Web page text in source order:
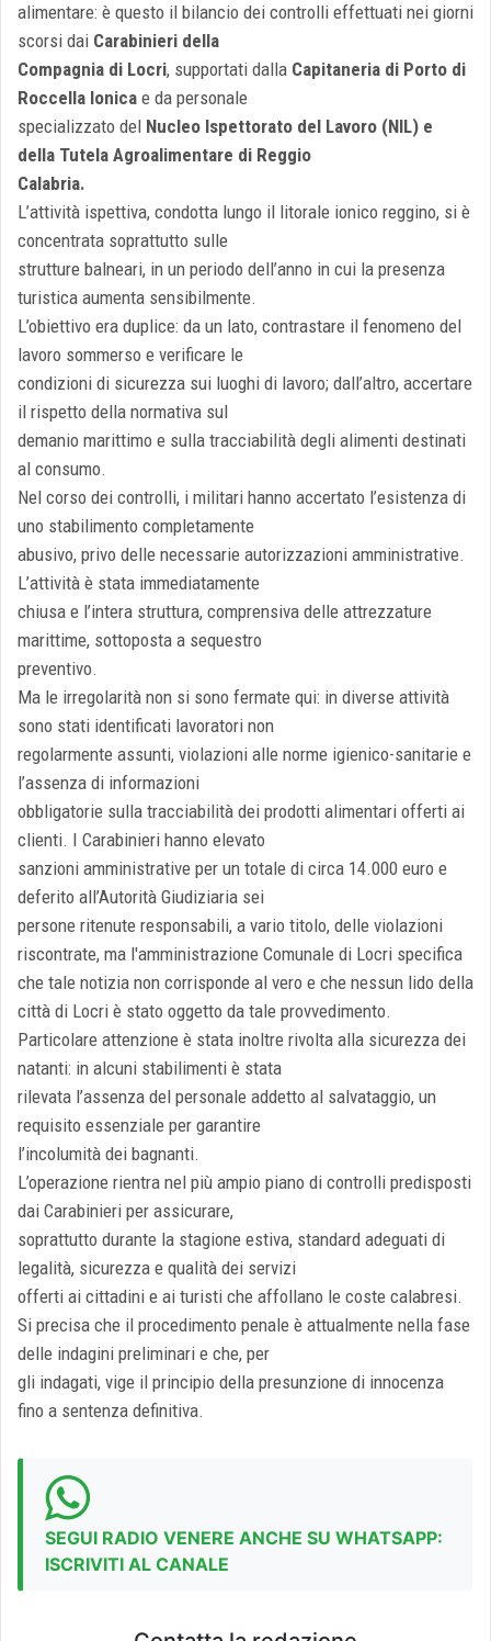
alimentare: è questo il bilancio dei controlli effettuati nei giorni
scorsi dai Carabinieri della
Compagnia di Locri, supportati dalla Capitaneria di Porto di
Roccella Ionica e da personale
specializzato del Nucleo Ispettorato del Lavoro (NIL) e
della Tutela Agroalimentare di Reggio
Calabria.
L’attività ispettiva, condotta lungo il litorale ionico reggino, si è
concentrata soprattutto sulle
strutture balneari, in un periodo dell’anno in cui la presenza
turistica aumenta sensibilmente.
L’obiettivo era duplice: da un lato, contrastare il fenomeno del
lavoro sommerso e verificare le
condizioni di sicurezza sui luoghi di lavoro; dall’altro, accertare
il rispetto della normativa sul
demanio marittimo e sulla tracciabilità degli alimenti destinati
al consumo.
Nel corso dei controlli, i militari hanno accertato l’esistenza di
uno stabilimento completamente
abusivo, privo delle necessarie autorizzazioni amministrative.
L’attività è stata immediatamente
chiusa e l’intera struttura, comprensiva delle attrezzature
marittime, sottoposta a sequestro
preventivo.
Ma le irregolarità non si sono fermate qui: in diverse attività
sono stati identificati lavoratori non
regolarmente assunti, violazioni alle norme igienico-sanitarie e
l’assenza di informazioni
obbligatorie sulla tracciabilità dei prodotti alimentari offerti ai
clienti. I Carabinieri hanno elevato
sanzioni amministrative per un totale di circa 14.000 euro e
deferito all’Autorità Giudiziaria sei
persone ritenute responsabili, a vario titolo, delle violazioni
riscontrate, ma l'amministrazione Comunale di Locri specifica
che tale notizia non corrisponde al vero e che nessun lido della
città di Locri è stato oggetto da tale provvedimento.
Particolare attenzione è stata inoltre rivolta alla sicurezza dei
natanti: in alcuni stabilimenti è stata
rilevata l’assenza del personale addetto al salvataggio, un
requisito essenziale per garantire
l’incolumità dei bagnanti.
L’operazione rientra nel più ampio piano di controlli predisposti
dai Carabinieri per assicurare,
soprattutto durante la stagione estiva, standard adeguati di
legalità, sicurezza e qualità dei servizi
offerti ai cittadini e ai turisti che affollano le coste calabresi.
Si precisa che il procedimento penale è attualmente nella fase
delle indagini preliminari e che, per
gli indagati, vige il principio della presunzione di innocenza
fino a sentenza definitiva.
SEGUI RADIO VENERE ANCHE SU WHATSAPP:
ISCRIVITI AL CANALE